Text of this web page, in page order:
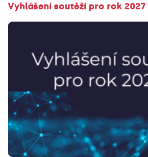
Vyhlášení soutěží pro rok 2027